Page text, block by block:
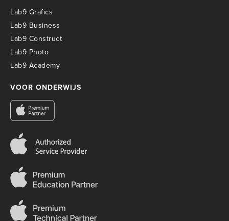
Lab9 Grafics
Lab9 Business
Lab9 Construct
Lab9 Photo
Lab9 Academy
VOOR ONDERWIJS